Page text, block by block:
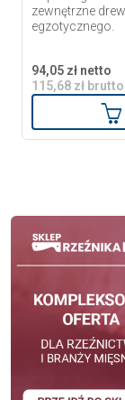
zewnętrzne
egzotycznego.
94,05 zł netto
115,68 zł brutto